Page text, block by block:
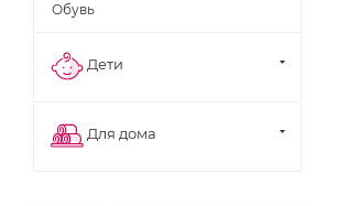
Обувь
Дети
Для дома